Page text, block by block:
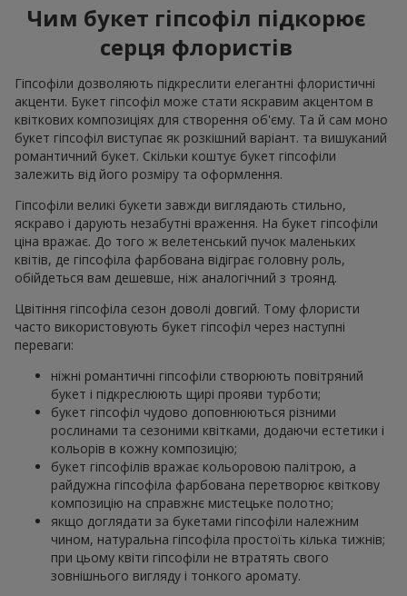
Чим букет гіпсофіл підкорює
серця флористів
Гіпсофіли дозволяють підкреслити елегантні флористичні
акценти. Букет гіпсофіл може стати яскравим акцентом в
квіткових композиціях для створення об'єму. Та й сам моно
букет гіпсофіл виступає як розкішний варіант. та вишуканий
романтичний букет. Скільки коштує букет гіпсофіли
залежить від його розміру та оформлення.
Гіпсофіли великі букети завжди виглядають стильно,
яскраво і дарують незабутні враження. На букет гіпсофіли
ціна вражає. До того ж велетенський пучок маленьких
квітів, де гіпсофіла фарбована відіграє головну роль,
обійдеться вам дешевше, ніж аналогічний з троянд.
Цвітіння гіпсофіла сезон доволі довгий. Тому флористи
часто використовують букет гіпсофіл через наступні
переваги:
ніжні романтичні гіпсофіли створюють повітряний
букет і підкреслюють щирі прояви турботи;
букет гіпсофіл чудово доповнюються різними
рослинами та сезоними квітками, додаючи естетики і
кольорів в кожну композицію;
букет гіпсофілів вражає кольоровою палітрою, а
райдужна гіпсофіла фарбована перетворює квіткову
композицію на справжнє мистецьке полотно;
якщо доглядати за букетами гіпсофіли належним
чином, натуральна гіпсофіла простоїть кілька тижнів;
при цьому квіти гіпсофіли не втратять свого
зовнішнього вигляду і тонкого аромату.